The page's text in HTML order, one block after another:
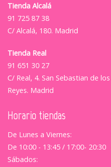
Tienda Alcalá
91 725 87 38
C/ Alcalá, 180. Madrid
Tienda Real
91 651 30 27
C/ Real, 4. San Sebastian de los
Reyes. Madrid
Horario tiendas
De Lunes a Viernes:
De 10:00 - 13:45 / 17:00- 20:30
Sábados: